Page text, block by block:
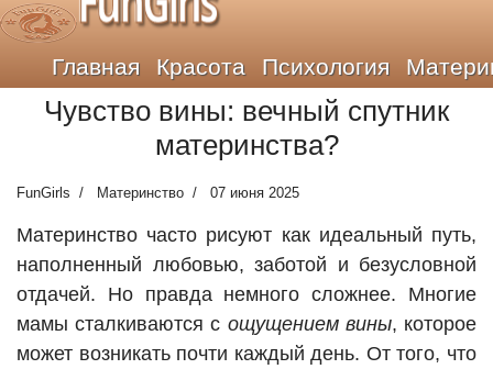
Главная Красота Психология
Чувство вины: вечный спутник
материнства?
FunGirls Материнство 07 июня 2025
Материнство часто рисуют как идеальный путь,
наполненный любовью, заботой и безусловной
отдачей. Но правда немного сложнее. Многие
мамы сталкиваются с ощущением вины, которое
может возникать почти каждый день. От того, что